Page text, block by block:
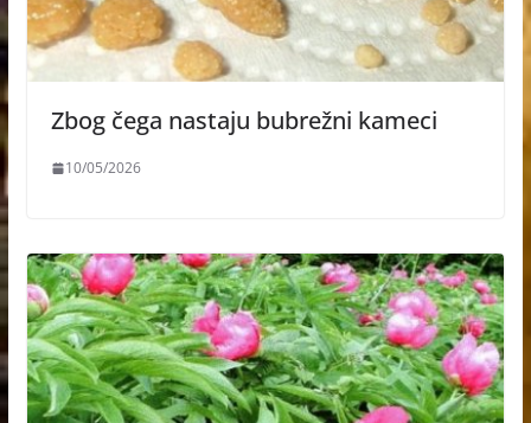
Zbog čega nastaju bubrežni kameci
10/05/2026